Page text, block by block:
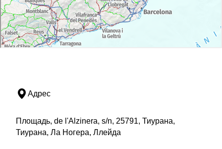
Адрес
Площадь, de l'Alzinera, s/n, 25791, Тиурана,
Тиурана, Ла Ногера, Ллейда